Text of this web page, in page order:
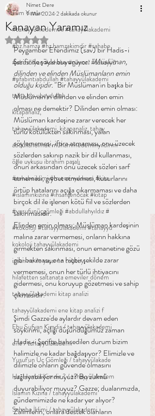
Tüm Yazılar
#tahayyülnedemek #tahayülakademi
#hz.hamza #hz.hamzakimdir #sahabe
#ebusüfyan #sahabe #güncel #tahayyü
#şifabintiabdullah #tahayyülakademi
talha bin ubeydullah
kitapanaliz,
tahayyülakademi, kitapanaliz, tahay
abdullaholmak muhammedeminyıldırım
öğle uykusu ibrahim paşalı
#sahabeiklimi #m.eminyıldırım #kita
#islamınkızına #ihsanşenocak #kitap
#yusufunüçgömleği #abdullahyıldız #
#kokoloji #tahayyülakademi #tahayyü
kokoloji tahayyülakademi
insan ne ile yaşar l.n tolstoy
hilafetten saltanata emeviler dönem
tahayyülakademi kitap analizi
tahayyülakademi ene kitap analizi f
Ebu Sufyan Kimdir / tahayyülakademi
ene / tahayyülakademi
Yusuf'un Üç Gömleği / tahayyülakade
Hz. Hamza Kimdir ? / tahayyülakadem
İslamın Kızına / tahayyülakademi
Sahabe İklimi / tahayyülakademi
Kanayan Yaramız
Nimet Dere
9 Mar 20242 dakikada okunur
5 üzerinden NaN yıldız
Peygamber Efendimiz (sav) bir Hadis-i
Şerifinde şöyle buyuruyor: "Müslüman,
dilinden ve elinden Müslümanların emin
olduğu kişidir." Bir Müslüman'ın başka bir
Müslüman'ın dilinden ve elinden emin
olması ne demektir? Dilinden emin olması:
Müslüman kardeşine zarar verecek her
türlü kötülükten sakınması, yalan
söylememesi, iftira atmaması, onu üzecek
sözlerden sakınıp nazik bir dil kullanması,
onun arkasından onu üzecek sözleri sarf
etmemesi, gıybet etmemesi, kusurlarını
örtüp hatalarını açığa çıkarmaması ve daha
birçok dil ile işlenen kötü fiil ve sözlerden
sakınmasıdır.
Elinden emin olması; Müslüman kardeşinin
malına zarar vermemesi, onların hakkına
girmekten sakınması, onun emanetine gözü
gibi bakması, ona hiçbir şekilde zarar
vermemesi, onun her türlü ihtiyacını
gidermesi, onu koruyup gözetmesi ve sahip
çıkmasıdır.
Şimdi Gazze'de aylardır devam eden
soykırımı, açlığı düşündüğümüz zaman
Hadis-i Şerifte bahsedilen durum bizim
halimizle ne kadar bağdaşıyor? Elimizle ve
dilimizle onların güvende olmasını
sağlayabiliyor muyuz? Bu zulmü
duyurabiliyor muyuz? Gazze; dualarımızda,
gündemimizde ne kadar yer alıyor?
Zalimlerin, onlara destek olanların